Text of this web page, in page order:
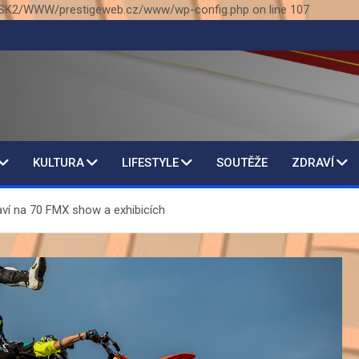
WWW/prestigeweb.cz/www/wp-config.php on line 107
KULTURA LIFESTYLE SOUTĚŽE ZDRAVÍ
na 70 FMX show a exhibicích